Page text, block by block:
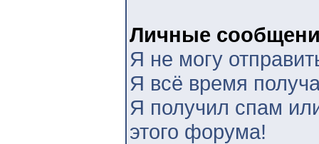
Личные
Я не могу
Я всё время
Я получил спам
этого форума!